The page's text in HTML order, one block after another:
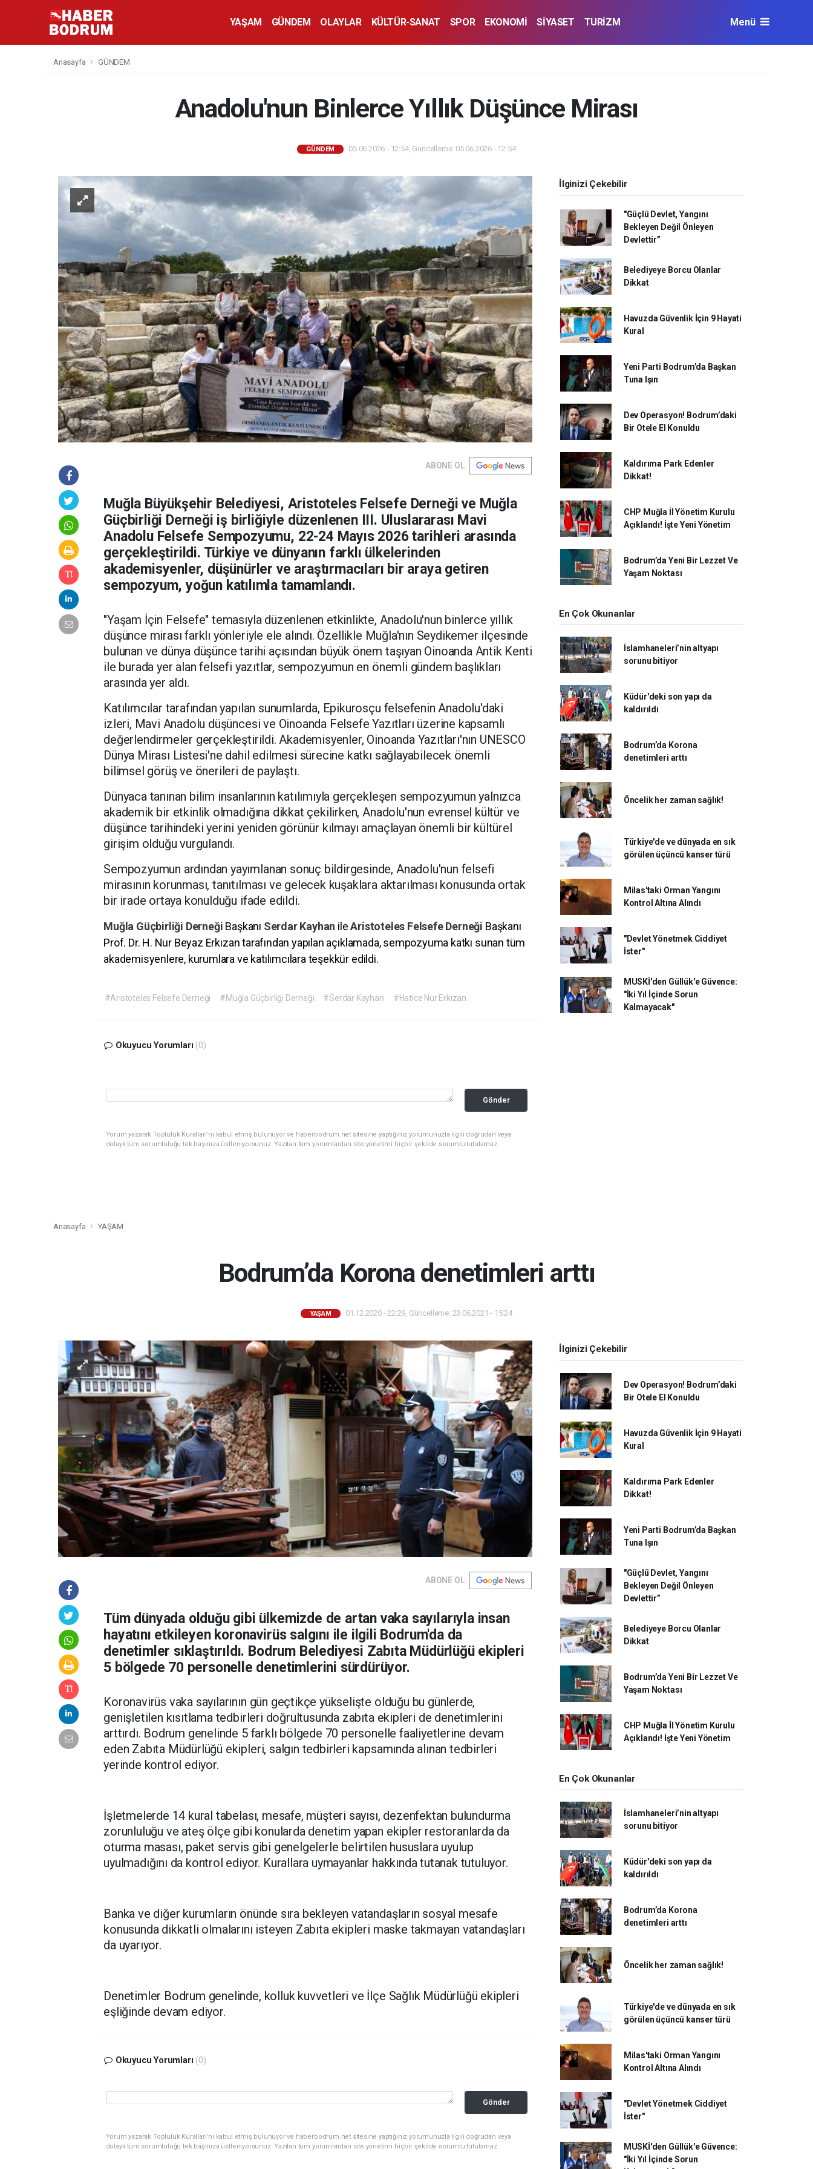
YAŞAM GÜNDEM OLAYLAR KÜLTÜR-SANAT SPOR EKONOMİ SİYASET TURİZM Menü
Anasayfa GÜNDEM
Anadolu'nun Binlerce Yıllık Düşünce Mirası
GÜNDEM 05.06.2026 - 12:54, Güncelleme: 05.06.2026 - 12:54
ABONE OL
Muğla Büyükşehir Belediyesi, Aristoteles Felsefe Derneği ve Muğla
Güçbirliği Derneği iş birliğiyle düzenlenen III. Uluslararası Mavi
Anadolu Felsefe Sempozyumu, 22-24 Mayıs 2026 tarihleri arasında
gerçekleştirildi. Türkiye ve dünyanın farklı ülkelerinden
akademisyenler, düşünürler ve araştırmacıları bir araya getiren
sempozyum, yoğun katılımla tamamlandı.
"Yaşam İçin Felsefe" temasıyla düzenlenen etkinlikte, Anadolu'nun binlerce yıllık
düşünce mirası farklı yönleriyle ele alındı. Özellikle Muğla'nın Seydikemer ilçesinde
bulunan ve dünya düşünce tarihi açısından büyük önem taşıyan Oinoanda Antik Kenti
ile burada yer alan felsefi yazıtlar, sempozyumun en önemli gündem başlıkları
arasında yer aldı.
Katılımcılar tarafından yapılan sunumlarda, Epikurosçu felsefenin Anadolu'daki
izleri, Mavi Anadolu düşüncesi ve Oinoanda Felsefe Yazıtları üzerine kapsamlı
değerlendirmeler gerçekleştirildi. Akademisyenler, Oinoanda Yazıtları'nın UNESCO
Dünya Mirası Listesi'ne dahil edilmesi sürecine katkı sağlayabilecek önemli
bilimsel görüş ve önerileri de paylaştı.
Dünyaca tanınan bilim insanlarının katılımıyla gerçekleşen sempozyumun yalnızca
akademik bir etkinlik olmadığına dikkat çekilirken, Anadolu'nun evrensel kültür ve
düşünce tarihindeki yerini yeniden görünür kılmayı amaçlayan önemli bir kültürel
girişim olduğu vurgulandı.
Sempozyumun ardından yayımlanan sonuç bildirgesinde, Anadolu'nun felsefi
mirasının korunması, tanıtılması ve gelecek kuşaklara aktarılması konusunda ortak
bir irade ortaya konulduğu ifade edildi.
Muğla Güçbirliği Derneği Başkanı Serdar Kayhan ileAristoteles Felsefe Derneği Başkanı
Prof. Dr. H. Nur Beyaz Erkızan tarafından yapılan açıklamada, sempozyuma katkı sunan tüm
akademisyenlere, kurumlara ve katılımcılara teşekkür edildi.
#Aristoteles Felsefe Derneği #Muğla Güçbirliği Derneği #Serdar Kayhan #Hatice Nur Erkızan
Okuyucu Yorumları (0)
Gönder
Yorum yazarak Topluluk Kuralları’nı kabul etmiş bulunuyor ve haberbodrum.net sitesine yaptığınız yorumunuzla ilgili doğrudan veya
dolaylı tüm sorumluluğu tek başınıza üstleniyorsunuz. Yazılan tüm yorumlardan site yönetimi hiçbir şekilde sorumlu tutulamaz.
İlginizi Çekebilir
"Güçlü Devlet, Yangını
Bekleyen Değil Önleyen
Devlettir”
Belediyeye Borcu Olanlar
Dikkat
Havuzda Güvenlik İçin 9 Hayati
Kural
Yeni Parti Bodrum’da Başkan
Tuna Işın
Dev Operasyon! Bodrum’daki
Bir Otele El Konuldu
Kaldırıma Park Edenler
Dikkat!
CHP Muğla İl Yönetim Kurulu
Açıklandı! İşte Yeni Yönetim
Bodrum’da Yeni Bir Lezzet Ve
Yaşam Noktası
En Çok Okunanlar
İslamhaneleri’nin altyapı
sorunu bitiyor
Küdür'deki son yapı da
kaldırıldı
Bodrum’da Korona
denetimleri arttı
Öncelik her zaman sağlık!
Türkiye'de ve dünyada en sık
görülen üçüncü kanser türü
Milas'taki Orman Yangını
Kontrol Altına Alındı
"Devlet Yönetmek Ciddiyet
İster"
MUSKİ'den Güllük'e Güvence:
"İki Yıl İçinde Sorun
Kalmayacak"
Anasayfa YAŞAM
Bodrum’da Korona denetimleri arttı
YAŞAM 01.12.2020 - 22:29, Güncelleme: 23.06.2021 - 15:24
ABONE OL
Tüm dünyada olduğu gibi ülkemizde de artan vaka sayılarıyla insan
hayatını etkileyen koronavirüs salgını ile ilgili Bodrum'da da
denetimler sıklaştırıldı. Bodrum Belediyesi Zabıta Müdürlüğü ekipleri
5 bölgede 70 personelle denetimlerini sürdürüyor.
Koronavirüs vaka sayılarının gün geçtikçe yükselişte olduğu bu günlerde,
genişletilen kısıtlama tedbirleri doğrultusunda zabıta ekipleri de denetimlerini
arttırdı. Bodrum genelinde 5 farklı bölgede 70 personelle faaliyetlerine devam
eden Zabıta Müdürlüğü ekipleri, salgın tedbirleri kapsamında alınan tedbirleri
yerinde kontrol ediyor.
İşletmelerde 14 kural tabelası, mesafe, müşteri sayısı, dezenfektan bulundurma
zorunluluğu ve ateş ölçe gibi konularda denetim yapan ekipler restoranlarda da
oturma masası, paket servis gibi genelgelerle belirtilen hususlara uyulup
uyulmadığını da kontrol ediyor. Kurallara uymayanlar hakkında tutanak tutuluyor.
Banka ve diğer kurumların önünde sıra bekleyen vatandaşların sosyal mesafe
konusunda dikkatli olmalarını isteyen Zabıta ekipleri maske takmayan vatandaşları
da uyarıyor.
Denetimler Bodrum genelinde, kolluk kuvvetleri ve İlçe Sağlık Müdürlüğü ekipleri
eşliğinde devam ediyor.
Okuyucu Yorumları (0)
Gönder
Yorum yazarak Topluluk Kuralları’nı kabul etmiş bulunuyor ve haberbodrum.net sitesine yaptığınız yorumunuzla ilgili doğrudan veya
dolaylı tüm sorumluluğu tek başınıza üstleniyorsunuz. Yazılan tüm yorumlardan site yönetimi hiçbir şekilde sorumlu tutulamaz.
İlginizi Çekebilir
Dev Operasyon! Bodrum’daki
Bir Otele El Konuldu
Havuzda Güvenlik İçin 9 Hayati
Kural
Kaldırıma Park Edenler
Dikkat!
Yeni Parti Bodrum’da Başkan
Tuna Işın
"Güçlü Devlet, Yangını
Bekleyen Değil Önleyen
Devlettir”
Belediyeye Borcu Olanlar
Dikkat
Bodrum’da Yeni Bir Lezzet Ve
Yaşam Noktası
CHP Muğla İl Yönetim Kurulu
Açıklandı! İşte Yeni Yönetim
En Çok Okunanlar
İslamhaneleri’nin altyapı
sorunu bitiyor
Küdür'deki son yapı da
kaldırıldı
Bodrum’da Korona
denetimleri arttı
Öncelik her zaman sağlık!
Türkiye'de ve dünyada en sık
görülen üçüncü kanser türü
Milas'taki Orman Yangını
Kontrol Altına Alındı
"Devlet Yönetmek Ciddiyet
İster"
MUSKİ'den Güllük'e Güvence:
"İki Yıl İçinde Sorun